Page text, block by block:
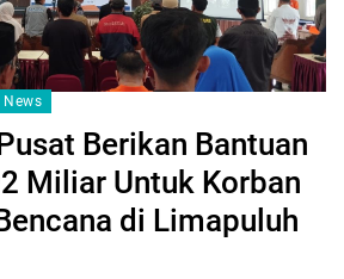
News
Berikan Bantuan
Miliar Untuk Korban
di Limapuluh